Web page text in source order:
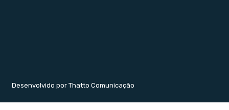
Desenvolvido por Thatto Comunicação